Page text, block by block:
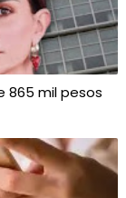
865 mil pesos